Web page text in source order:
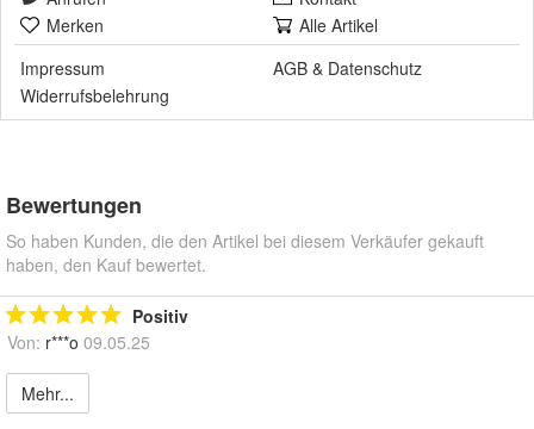
Merken
Alle Artikel
Impressum
AGB & Datenschutz
Widerrufsbelehrung
Bewertungen
So haben Kunden, die den Artikel bei diesem Verkäufer gekauft
haben, den Kauf bewertet.
Positiv
Von: r***o 09.05.25
Mehr...